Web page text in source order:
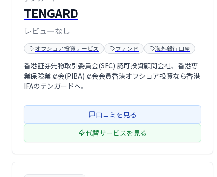
TENGARD
レビューなし
オフショア投資サービス ファンド 海外銀行口座
香港証券先物取引委員会(SFC) 認可投資顧問会社、香港専
業保険業協会(PIBA)協会会員香港オフショア投資なら香港
IFAのテンガードへ。
口コミを見る
代替サービスを見る